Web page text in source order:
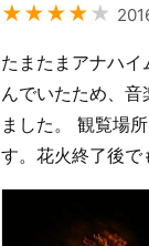
★★★★ ★
たまたまアナハ
んでいたため、
ました。 観覧場
す。花火終了後